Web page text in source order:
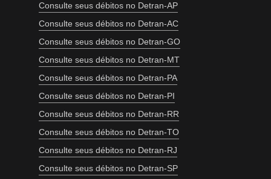
Consulte seus débitos no Detran-AP
Consulte seus débitos no Detran-AC
Consulte seus débitos no Detran-GO
Consulte seus débitos no Detran-MT
Consulte seus débitos no Detran-PA
Consulte seus débitos no Detran-PI
Consulte seus débitos no Detran-RR
Consulte seus débitos no Detran-TO
Consulte seus débitos no Detran-RJ
Consulte seus débitos no Detran-SP